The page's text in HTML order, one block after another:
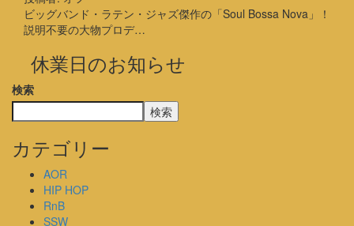
ビッグバンド・ラテン・ジャズ傑作の「Soul Bossa Nova」！
説明不要の大物プロデ…
休業日のお知らせ
検索
検索
カテゴリー
AOR
HIP HOP
RnB
SSW